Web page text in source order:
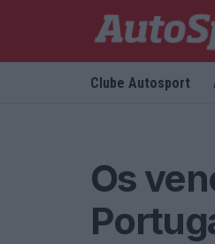
Clube Autosport
Os